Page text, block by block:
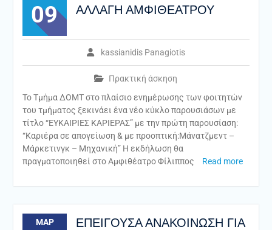
09
ΑΛΛΑΓΗ ΑΜΦΙΘΕΑΤΡΟΥ
kassianidis Panagiotis
Πρακτική άσκηση
Το Τμήμα ΔΟΜΤ στο πλαίσιο ενημέρωσης των φοιτητών
του τμήματος ξεκινάει ένα νέο κύκλο παρουσιάσων με
τίτλο “ΕΥΚΑΙΡΙΕΣ ΚΑΡΙΕΡΑΣ” με την πρώτη παρουσίαση:
“Καριέρα σε απογείωση & με προοπτική:Μάνατζμεντ –
Μάρκετινγκ – Μηχανική” Η εκδήλωση θα
πραγματοποιηθεί στο Αμφιθέατρο Φίλιππος
Read more
ΜΑΡ
ΕΠΕΙΓΟΥΣΑ ΑΝΑΚΟΙΝΩΣΗ ΓΙΑ